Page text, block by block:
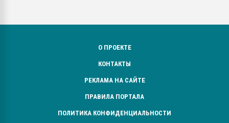
О ПРОЕКТЕ
КОНТАКТЫ
РЕКЛАМА НА САЙТЕ
ПРАВИЛА ПОРТАЛА
ПОЛИТИКА КОНФИДЕНЦИАЛЬНОСТИ